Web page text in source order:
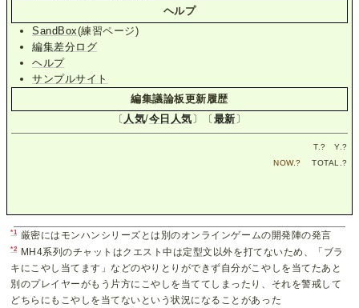
ヘルプ
SandBox(練習ページ)
編集差分ログ
ヘルプ
サンプルサイト
編集議論板更新履歴
〔 人気/今日人気 〕〔 最新 〕
T.? Y.?
NOW.? TOTAL.?
*1 厳密にはモンハンシリーズとは別のオンラインゲームの開発陣の発言
*2 MH4系列のチャットはクエスト中は定型文以外を打てないため、「ブラ
キにこやし当てます」などのやりとりができず自分がこやしを当てたあと
別のプレイヤーがもう片方にこやしを当ててしまったり、それを警戒して
どちらにもこやしを当てないという状況になることがあった